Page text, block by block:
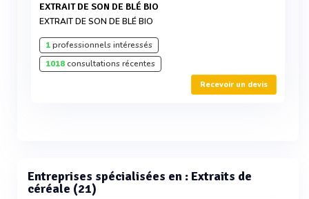
EXTRAIT DE SON DE BLÉ BIO
EXTRAIT DE SON DE BLÉ BIO
1professionnels intéressés
1018consultations récentes
Recevoir un devis
Entreprises spécialisées en : Extraits de
céréale (21)